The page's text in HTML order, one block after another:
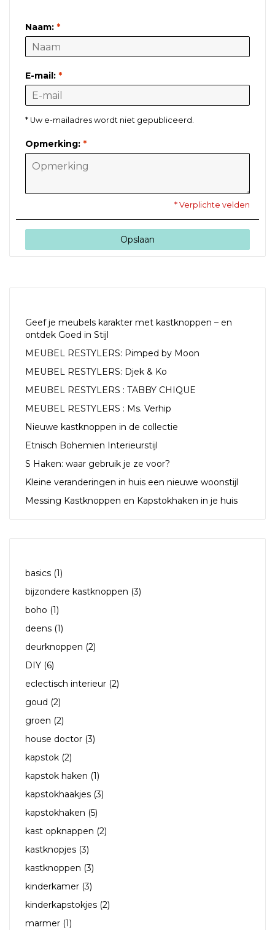
Naam: *
E-mail: *
* Uw e-mailadres wordt niet gepubliceerd.
Opmerking: *
* Verplichte velden
Opslaan
Geef je meubels karakter met kastknoppen – en
ontdek Goed in Stijl
MEUBEL RESTYLERS: Pimped by Moon
MEUBEL RESTYLERS: Djek & Ko
MEUBEL RESTYLERS : TABBY CHIQUE
MEUBEL RESTYLERS : Ms. Verhip
Nieuwe kastknoppen in de collectie
Etnisch Bohemien Interieurstijl
S Haken: waar gebruik je ze voor?
Kleine veranderingen in huis een nieuwe woonstijl
Messing Kastknoppen en Kapstokhaken in je huis
basics (1)
bijzondere kastknoppen (3)
boho (1)
deens (1)
deurknoppen (2)
DIY (6)
eclectisch interieur (2)
goud (2)
groen (2)
house doctor (3)
kapstok (2)
kapstok haken (1)
kapstokhaakjes (3)
kapstokhaken (5)
kast opknappen (2)
kastknopjes (3)
kastknoppen (3)
kinderkamer (3)
kinderkapstokjes (2)
marmer (1)